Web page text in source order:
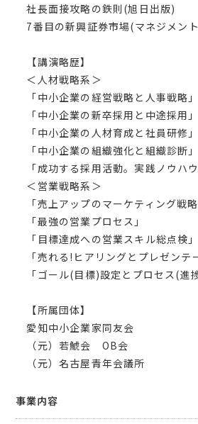
社長面接攻略の鉄則(旭日出版)
7番目の新興証券市場(マネジメン
【講演略歴】
＜人材戦略系＞
「中小企業の経営戦略と人事戦略」
「中小企業の新卒採用と中途採用」
「中小企業の人材育成と社員研修」
「中小企業の組織強化と組織診断」
「成功する採用活動。実践ノウハ
＜営業戦略系＞
「売上アップのマーケティング戦略
「最強の営業プロセス」
「目標達成への営業スキル総点検」
「売れる!ヒアリングとプレゼンテ
「ゴール(目標)設定とプロセス(進
【所属団体】
愛知中小企業家同友会
（元）若鯱会 OB会
（元）名古屋青年会議所
事業内容